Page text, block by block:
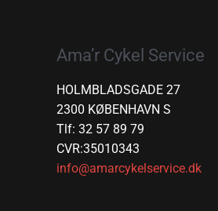
Ama’r Cykel Service
HOLMBLADSGADE 27
2300 KØBENHAVN S
Tlf: 32 57 89 79
CVR:35010343
info@amarcykelservice.dk